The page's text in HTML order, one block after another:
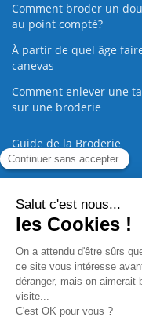
Comment broder un
au point compté?
À partir de quel âge
canevas
Comment enlever une
sur une broderie
Guide de la Broderie
Commande Papier |